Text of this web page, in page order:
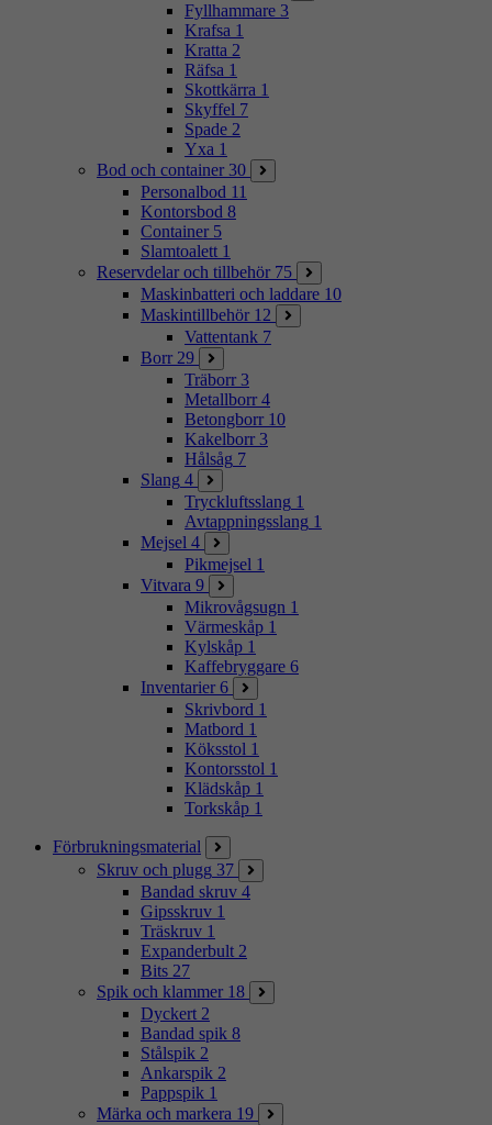
Fyllhammare 3
Krafsa 1
Kratta 2
Räfsa 1
Skottkärra 1
Skyffel 7
Spade 2
Yxa 1
Bod och container 30
Personalbod 11
Kontorsbod 8
Container 5
Slamtoalett 1
Reservdelar och tillbehör 75
Maskinbatteri och laddare 10
Maskintillbehör 12
Vattentank 7
Borr 29
Träborr 3
Metallborr 4
Betongborr 10
Kakelborr 3
Hålsåg 7
Slang 4
Tryckluftsslang 1
Avtappningsslang 1
Mejsel 4
Pikmejsel 1
Vitvara 9
Mikrovågsugn 1
Värmeskåp 1
Kylskåp 1
Kaffebryggare 6
Inventarier 6
Skrivbord 1
Matbord 1
Köksstol 1
Kontorsstol 1
Klädskåp 1
Torkskåp 1
Förbrukningsmaterial
Skruv och plugg 37
Bandad skruv 4
Gipsskruv 1
Träskruv 1
Expanderbult 2
Bits 27
Spik och klammer 18
Dyckert 2
Bandad spik 8
Stålspik 2
Ankarspik 2
Pappspik 1
Märka och markera 19